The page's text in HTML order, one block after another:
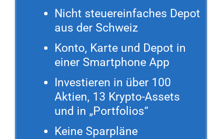
Nicht steuereinfaches Depot
aus der Schweiz
Konto, Karte und Depot in
einer Smartphone App
Investieren in über 100
Aktien, 13 Krypto-Assets
und in „Portfolios“
Keine Sparpläne